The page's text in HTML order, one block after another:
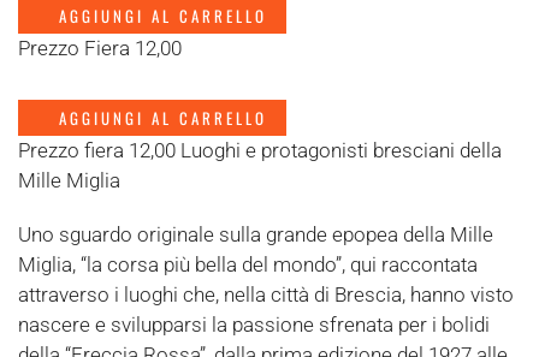
AGGIUNGI AL CARRELLO
Prezzo Fiera 12,00
AGGIUNGI AL CARRELLO
Prezzo fiera 12,00 Luoghi e protagonisti bresciani della
Mille Miglia
Uno sguardo originale sulla grande epopea della Mille
Miglia, “la corsa più bella del mondo”, qui raccontata
attraverso i luoghi che, nella città di Brescia, hanno visto
nascere e svilupparsi la passione sfrenata per i bolidi